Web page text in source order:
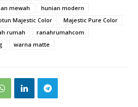
mewah
hunian modern
Majestic Color
Majestic Pure Color
rumah
ranahrumahcom
warna matte